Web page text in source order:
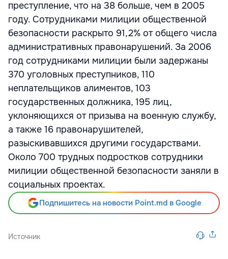
преступление, что на 38 больше, чем в 2005
году. Сотрудниками милиции общественной
безопасности раскрыто 91,2% от общего числа
административных правонарушений. За 2006
год сотрудниками милиции были задержаны
370 уголовных преступников, 110
неплательщиков алиментов, 103
государственных должника, 195 лиц,
уклоняющихся от призыва на военную службу,
а также 16 правонарушителей,
разыскивавшихся другими государствами.
Около 700 трудных подростков сотрудники
милиции общественной безопасности заняли в
социальных проектах.
Подпишитесь на новости Point.md в Google
Источник